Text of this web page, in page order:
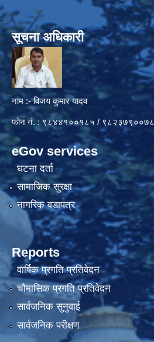
सूचना अधिकारी
नाम :- विजय कुमार यादव
फोन नं. : ९८४४१००१८५ / ९८२३७९००७८
eGov services
घटना दर्ता
सामाजिक सुरक्षा
नागरिक वडापत्र
Reports
वार्षिक प्रगति प्रतिवेदन
चौमासिक प्रगति प्रतिवेदन
सार्वजनिक सुनुवाई
सार्वजनिक परीक्षण